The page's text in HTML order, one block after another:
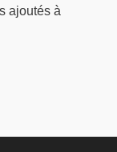
ajoutés à